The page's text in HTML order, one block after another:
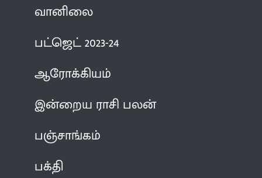
வானிலை
பட்ஜெட் 2023-24
ஆரோக்கியம்
இன்றைய ராசி பலன்
பஞ்சாங்கம்
பக்தி